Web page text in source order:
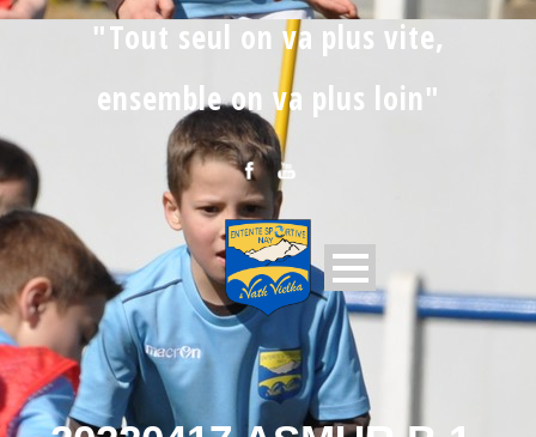
"Tout seul on va plus vite,
ensemble on va plus loin"